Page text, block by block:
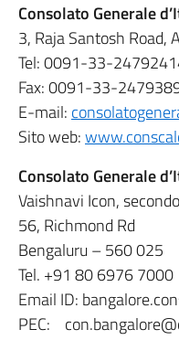
Consolato Generale
3, Raja Santosh
Tel: 0091-33-
Fax: 0091-33-
E-mail:
Sito web:
Consolato Generale
Vaishnavi Icon,
56, Richmond Rd
Bengaluru – 560 025
Tel. +91 80 6976 7000
Email ID:
PEC: